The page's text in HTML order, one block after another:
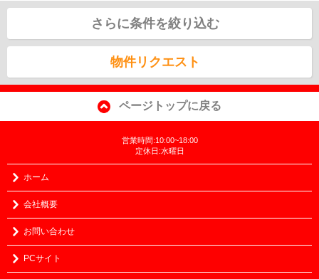
さらに条件を絞り込む
物件リクエスト
ページトップに戻る
営業時間:10:00~18:00
定休日:水曜日
ホーム
会社概要
お問い合わせ
PCサイト